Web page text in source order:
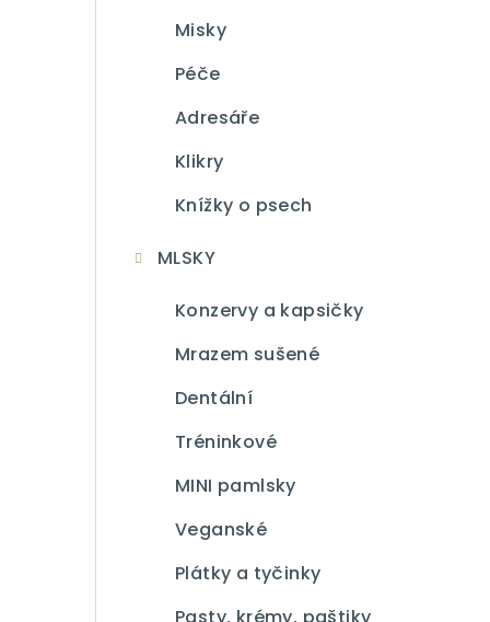
Misky
Péče
Adresáře
Klikry
Knížky o psech
MLSKY
Konzervy a kapsičky
Mrazem sušené
Dentální
Tréninkové
MINI pamlsky
Veganské
Plátky a tyčinky